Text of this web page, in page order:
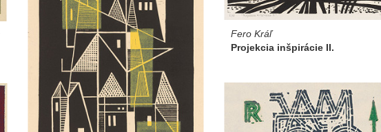
Fero Kráľ
Projekcia inšpirácie II.